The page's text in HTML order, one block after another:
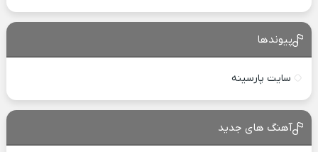
پیوندها
سایت پارسینه
آهنگ های جدید